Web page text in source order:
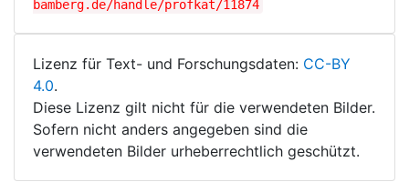
bamberg.de/handle/profkat/11874
Lizenz für Text- und Forschungsdaten: CC-BY
4.0.
Diese Lizenz gilt nicht für die verwendeten Bilder.
Sofern nicht anders angegeben sind die
verwendeten Bilder urheberrechtlich geschützt.